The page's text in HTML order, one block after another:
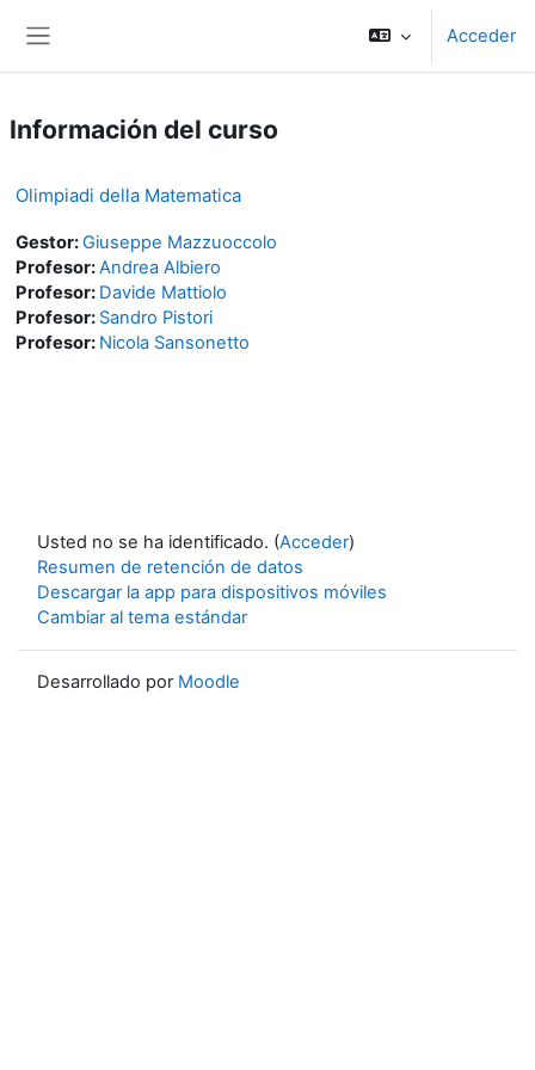
Acceder
Información del curso
Olimpiadi della Matematica
Gestor:Giuseppe Mazzuoccolo
Profesor:Andrea Albiero
Profesor: Davide Mattiolo
Profesor: Sandro Pistori
Profesor: Nicola Sansonetto
Usted no se ha identificado. (Acceder)
Resumen de retención de datos
Descargar la app para dispositivos móviles
Cambiar al tema estándar
Desarrollado por Moodle